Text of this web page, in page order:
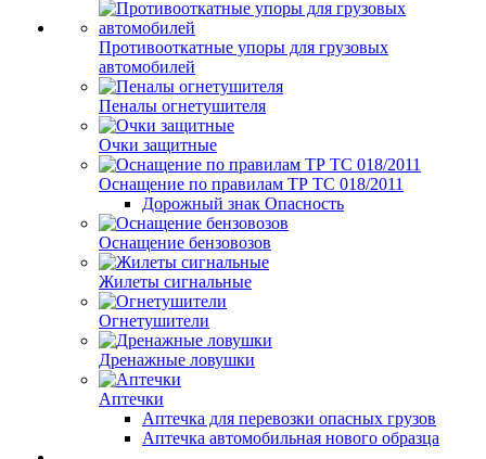
Противооткатные упоры для грузовых
автомобилей
Пеналы огнетушителя
Очки защитные
Оснащение по правилам ТР ТС 018/2011
Дорожный знак Опасность
Оснащение бензовозов
Жилеты сигнальные
Огнетушители
Дренажные ловушки
Аптечки
Аптечка для перевозки опасных грузов
Аптечка автомобильная нового образца